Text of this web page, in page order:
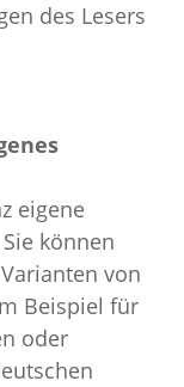
des Lesers
eigene
können
von
Beispiel für
oder